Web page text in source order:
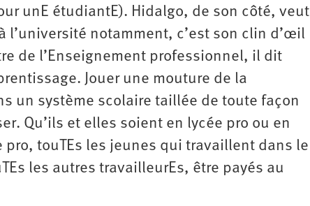
unE étudiantE). Hidalgo, de son côté, veut
l’université notamment, c’est son clin d’œil
de l’Enseignement professionnel, il dit
Jouer une mouture de la
un système scolaire taillée de toute façon
Qu’ils et elles soient en lycée pro ou en
pro, touTEs les jeunes qui travaillent dans le
les autres travailleurEs, être payés au